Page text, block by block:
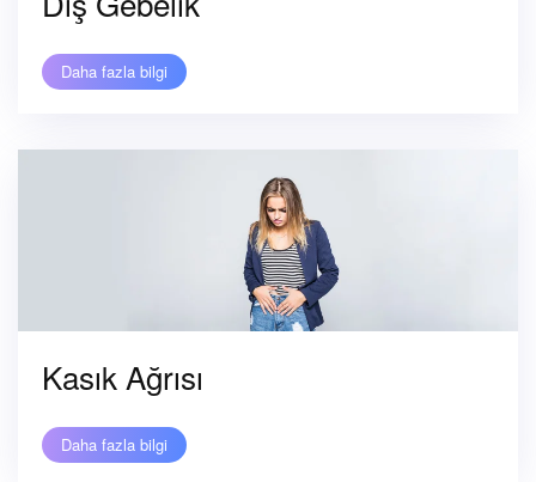
Daha fazla bilgi
Kasık Ağrısı
Daha fazla bilgi